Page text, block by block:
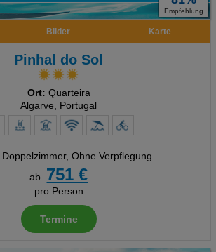
Empfehlung
Bilder Karte
Pinhal do Sol
Ort: Quarteira
Algarve, Portugal
Doppelzimmer, Ohne Verpflegung
ab
751 €
pro Person
Termine